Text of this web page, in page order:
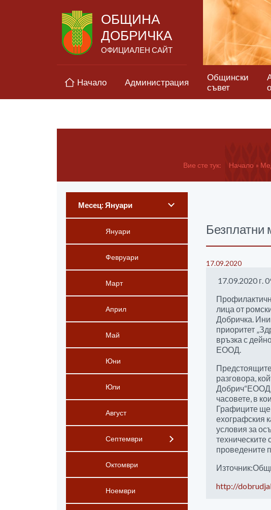
ОБЩИНА
ДОБРИЧКА
ОФИЦИАЛЕН САЙТ
Начало Администрация
Общински
съвет
Вие сте тук: Начало
Месец: Януари
Януари
Февруари
Март
Април
Май
Юни
Юли
Август
Септември
Октомври
Ноември
Безплатни
17.09.2020
17.09.2020 г.
лица от
Добричка.
приоритет
връзка с
ЕООД.
разговора,
Добрич“ЕООД
часовете, в
Графиците ще
ехографския
условия за
проведените
http://